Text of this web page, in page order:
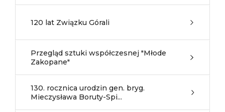
120 lat Związku Górali
Przegląd sztuki współczesnej "Młode
Zakopane"
130. rocznica urodzin gen. bryg.
Mieczysława Boruty-Spi...